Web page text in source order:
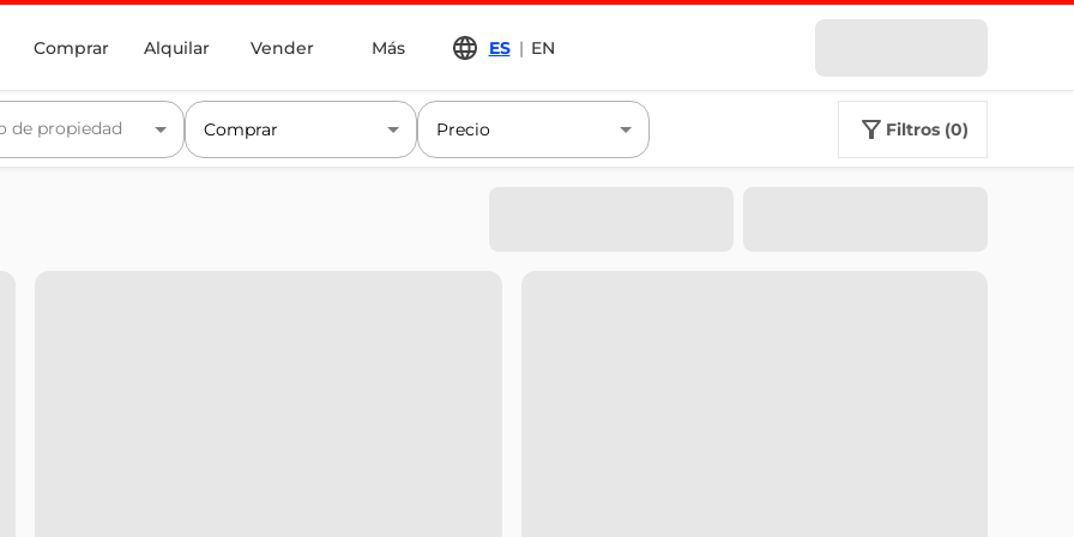
Comprar Alquilar Vender Más ES | EN
de propiedad Comprar Precio filtros (0)